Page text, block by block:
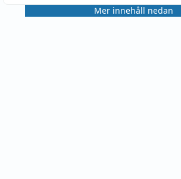
Mer innehåll nedan